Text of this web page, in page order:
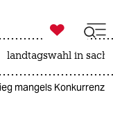

taz zahl ich
landtagswahl in
mangels Konkurrenz